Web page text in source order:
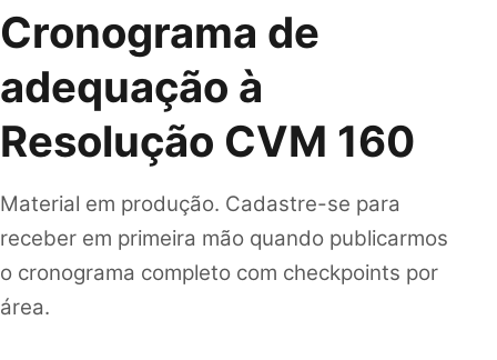
Cronograma de
adequação à
Resolução CVM 160
Material em produção. Cadastre-se para
receber em primeira mão quando publicarmos
o cronograma completo com checkpoints por
área.